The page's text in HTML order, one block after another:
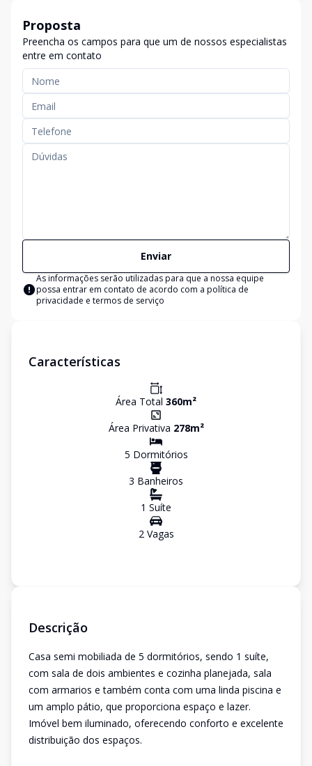
Proposta
Preencha os campos para que um de nossos especialistas
entre em contato
Enviar
As informações serão utilizadas para que a nossa equipe
possa entrar em contato de acordo com a política de
privacidade e termos de serviço
Características
Área Total 360m²
Área Privativa 278m²
5 Dormitórios
3 Banheiros
1 Suíte
2Vagas
Descrição
Casa semi mobiliada de 5 dormitórios, sendo 1 suíte,
com sala de dois ambientes e cozinha planejada, sala
com armarios e também conta com uma linda piscina e
um amplo pátio, que proporciona espaço e lazer.
Imóvel bem iluminado, oferecendo conforto e excelente
distribuição dos espaços.